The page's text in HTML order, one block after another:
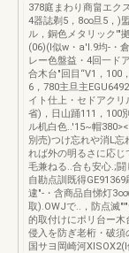
378庭まわり商畠エク
4器誌剃5，8∞旦5，)
ル，銅色メタリック'"
(06)(I似w・a'I.9均-・
レー色盤益・4回一ド
合木台"回目“V1，100
6，780主旦主
イト仕上・セドアク
省)，日山踊111，100
ル机白色..'15~帽
別売)つけ忘れや消L忘
れば外の明るさに応
毛兼ねる..合も安心.;
自勘点訓既得
逮"-・含商品自悌灯
取).OWJで..，防点滅
的取付けにポリ台ー木
侵入を防ぎ老桁・破須
国サヨ岡崎河